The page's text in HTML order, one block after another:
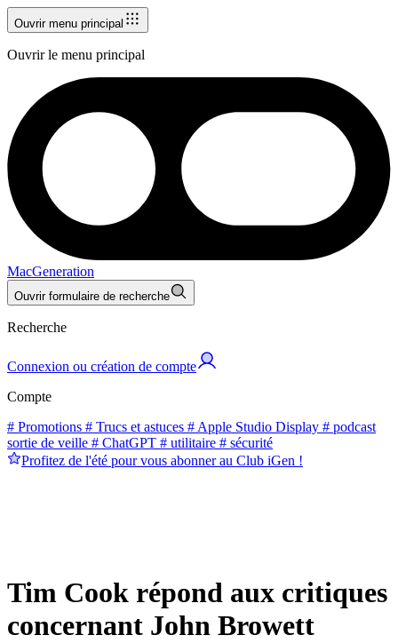
Ouvrir menu principal
Ouvrir le menu principal
MacGeneration
Ouvrir formulaire de recherche
Recherche
Connexion ou création de compte
Compte
# Promotions # Trucs et astuces # Apple Studio Display # podcast
sortie de veille # ChatGPT # utilitaire # sécurité
Profitez de l'été pour vous abonner au Club iGen !
Tim Cook répond aux critiques
concernant John Browett